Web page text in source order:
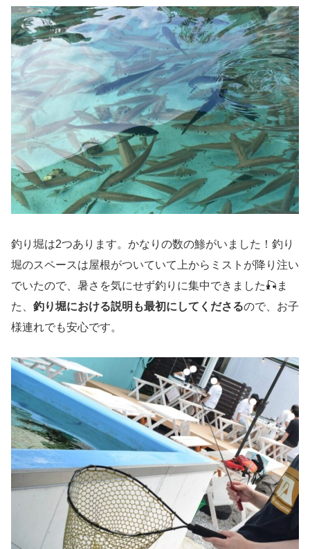
釣り堀は2つあります。かなりの数の鯵がいました！釣り
堀のスペースは屋根がついていて上からミストが降り注い
でいたので、暑さを気にせず釣りに集中できました🎣ま
た、 釣り堀における説明も最初にしてくださるので、お子
様連れでも安心です。